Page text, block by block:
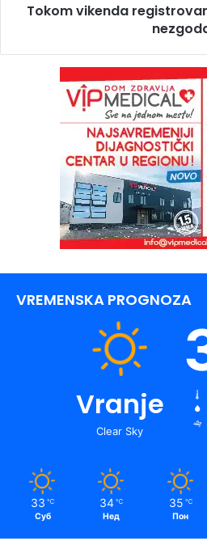
Tokom vikenda
VREMENSKA PROGNOZA
Vranje
Clear Sky
33 ℃
Суб
34 ℃
Нед
35 ℃
Пон